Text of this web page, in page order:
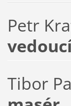
Petr
Tibor